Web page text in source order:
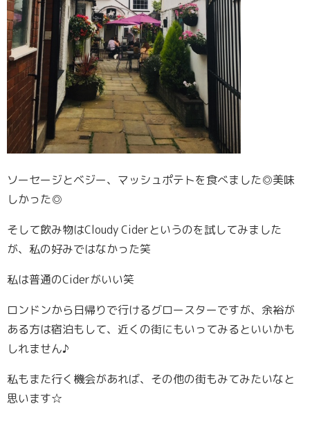
ソーセージとベジー、マッシュポテトを食べました◎美味
しかった◎
そして飲み物はCloudy Ciderというのを試してみました
が、私の好みではなかった笑
私は普通のCiderがいい笑
ロンドンから日帰りで行けるグロースターですが、余裕が
ある方は宿泊もして、近くの街にもいってみるといいかも
しれません♪
私もまた行く機会があれば、その他の街もみてみたいなと
思います☆